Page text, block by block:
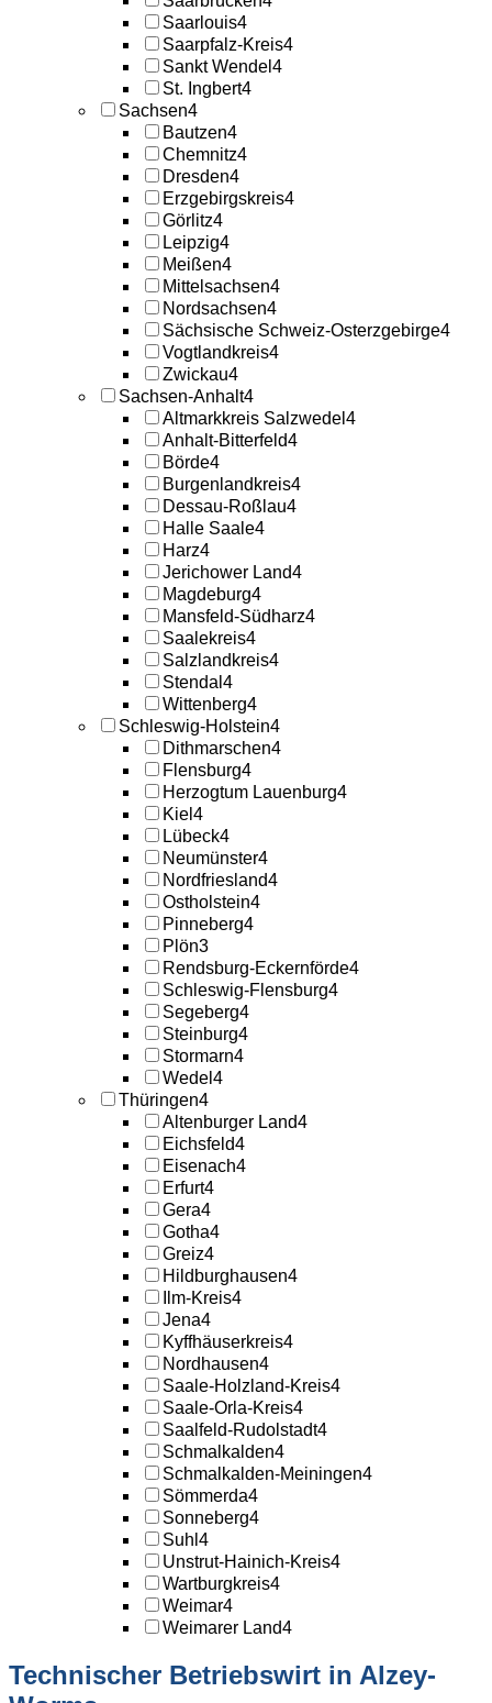
Saarlouis4
Saarpfalz-Kreis4
Sankt Wendel 4
St. Ingbert4
Sachsen4
Bautzen4
Chemnitz4
Dresden4
Erzgebirgskreis4
Görlitz4
Leipzig4
Meißen4
Mittelsachsen4
Nordsachsen4
Sächsische Schweiz-Osterzgebirge4
Vogtlandkreis4
Zwickau4
Sachsen-Anhalt4
Altmarkkreis Salzwedel 4
Anhalt-Bitterfeld4
Börde4
Burgenlandkreis4
Dessau-Roßlau4
Halle Saale4
Harz4
Jerichower Land4
Magdeburg4
Mansfeld-Südharz4
Saalekreis4
Salzlandkreis4
Stendal 4
Wittenberg4
Schleswig-Holstein4
Dithmarschen4
Flensburg4
Herzogtum Lauenburg4
Kiel 4
Lübeck4
Neumünster4
Nordfriesland4
Ostholstein4
Pinneberg4
Plön3
Rendsburg-Eckernförde4
Schleswig-Flensburg4
Segeberg4
Steinburg4
Stormarn4
Wedel 4
Thüringen4
Altenburger Land4
Eichsfeld4
Eisenach4
Erfurt4
Gera4
Gotha4
Greiz4
Hildburghausen4
Ilm-Kreis4
Jena4
Kyffhäuserkreis4
Nordhausen4
Saale-Holzland-Kreis4
Saale-Orla-Kreis4
Saalfeld-Rudolstadt4
Schmalkalden4
Schmalkalden-Meiningen4
Sömmerda4
Sonneberg4
Suhl 4
Unstrut-Hainich-Kreis4
Wartburgkreis4
Weimar4
Weimarer Land4
Technischer Betriebswirt in Alzey-